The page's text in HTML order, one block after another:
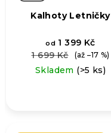
Kalhoty Letničky
od 1 399 Kč
1 699 Kč
(až –17 %)
Skladem (>5 ks)